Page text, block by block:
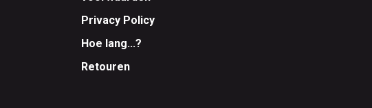
Privacy Policy
Hoe lang...?
Retouren